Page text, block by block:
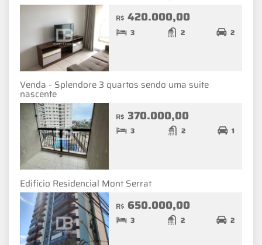
R$ 420.000,00
3 2 2
Venda - Splendore 3 quartos sendo uma suite
nascente
R$ 370.000,00
3 2 1
Edifício Residencial Mont Serrat
R$ 650.000,00
3 2 2